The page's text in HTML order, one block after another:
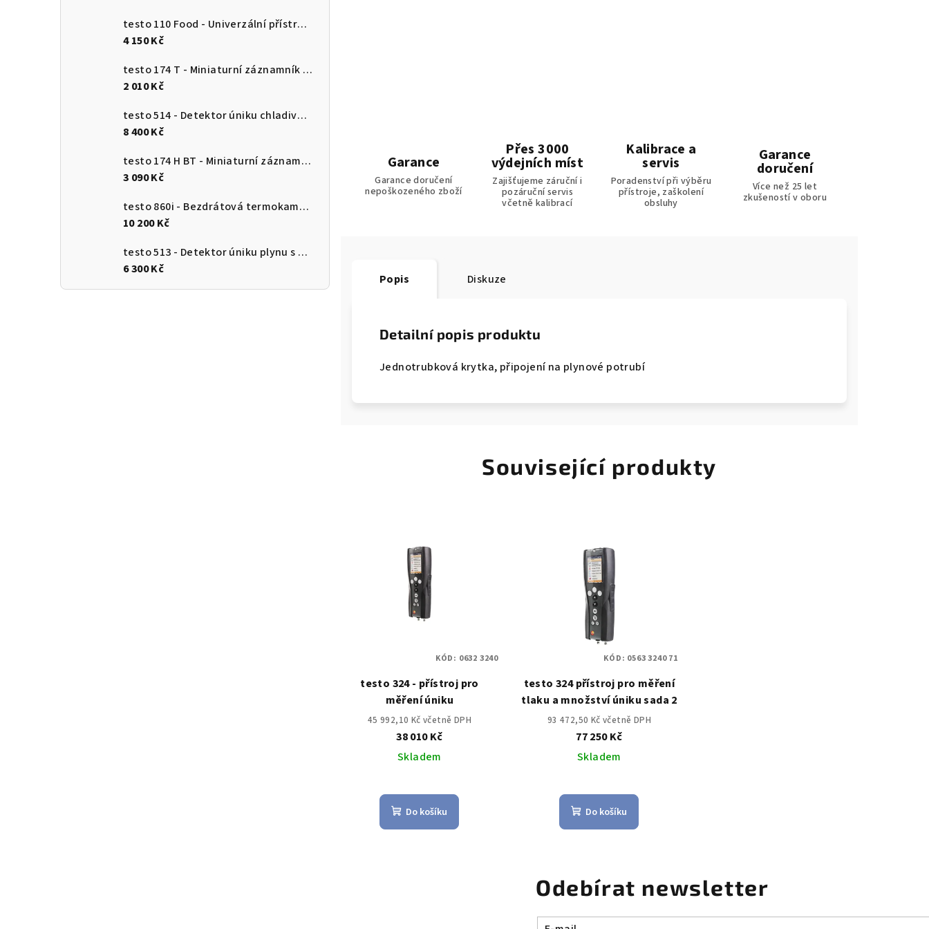
testo 110 Food - Univerzální přístroj pro měření teploty s připojením k aplikaci
4 150 Kč
testo 174 T - Miniaturní záznamník teploty s USB-C a softwarem pro PC
2 010 Kč
testo 514 - Detektor úniku chladiva s ohebnou sondou
8 400 Kč
testo 174 H BT - Miniaturní záznamník pro měření teploty a vlhkosti s Bluetooth a připojením k aplikaci
3 090 Kč
testo 860i - Bezdrátová termokamera pro chytré telefony
10 200 Kč
testo 513 - Detektor úniku plynu s ohebnou sondou
6 300 Kč
Garance
Garance doručení
nepoškozeného zboží
Přes 3000
výdejních míst
Zajišťujeme záruční i
pozáruční servis
včetně kalibrací
Kalibrace a
servis
Poradenství při výběru
přístroje, zaškolení
obsluhy
Garance
doručení
Více než 25 let
zkušeností v oboru
Popis Diskuze
Detailní popis produktu
Jednotrubková krytka, připojení na plynové potrubí
Související produkty
testo 324 - přístroj pro
měření úniku
45 992,10 Kč včetně DPH
38 010 Kč
Skladem
Do košíku
KÓD: 0632 3240
testo 324 přístroj pro měření
tlaku a množství úniku sada 2
93 472,50 Kč včetně DPH
77 250 Kč
Skladem
Do košíku
KÓD: 0563 3240 71
Odebírat newsletter